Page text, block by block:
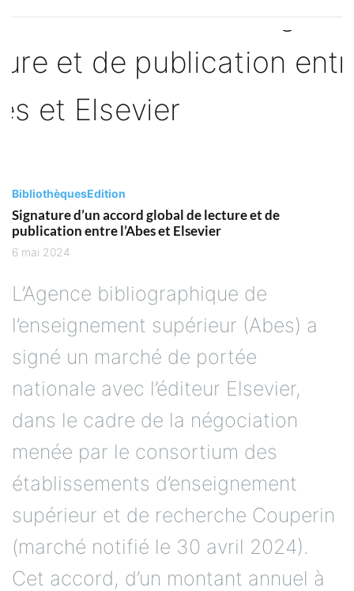
BibliothèquesEdition
Signature d’un accord global de lecture et de
publication entre l’Abes et Elsevier
6 mai 2024
L’Agence bibliographique de
l’enseignement supérieur (Abes) a
signé un marché de portée
nationale avec l’éditeur Elsevier,
dans le cadre de la négociation
menée par le consortium des
établissements d’enseignement
supérieur et de recherche Couperin
(marché notifié le 30 avril 2024).
Cet accord, d’un montant annuel à